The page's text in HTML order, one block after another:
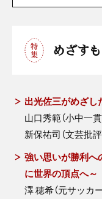
めざす
出光佐三がめざし
山口秀範（小中一貫
新保祐司（文芸批評
強い思いが勝利へ
に世界の頂点へ～
澤 穂希（元サッカ